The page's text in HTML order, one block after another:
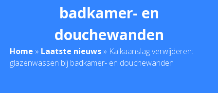
badkamer- en
douchewanden
Home » Laatste nieuws » Kalkaanslag verwijderen:
glazenwassen bij badkamer- en douchewanden